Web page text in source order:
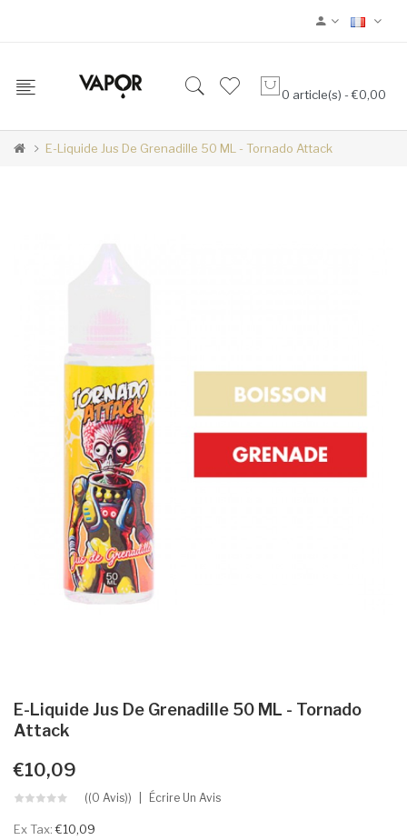
0 article(s) - €0,00
E-Liquide Jus De Grenadille 50 ML - Tornado Attack
E-Liquide Jus De Grenadille 50 ML - Tornado
Attack
€10,09
((0 Avis)) Écrire Un Avis
Ex Tax:€10,09